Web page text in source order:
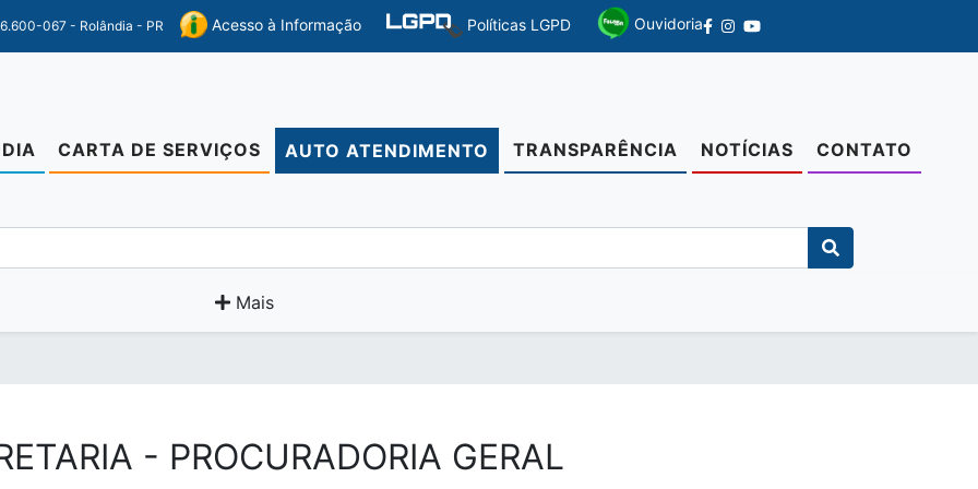
067 - Rolândia - PR Acesso à Informação Políticas LGPD Ouvidoria
CARTA DE SERVIÇOS AUTO ATENDIMENTO TRANSPARÊNCIA NOTÍCIAS CONTATO
Mais
- PROCURADORIA GERAL